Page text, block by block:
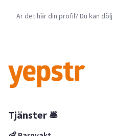
Är det här din profil? Du kan
Tjänster 🛎